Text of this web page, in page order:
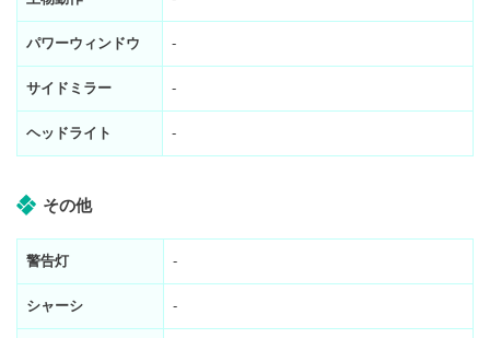
パワーウィンドウ -
サイドミラー -
ヘッドライト -
その他
警告灯 -
シャーシ -